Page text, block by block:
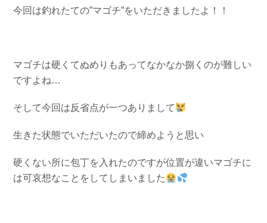
今回は釣れたての”マゴチ”をいただきましたよ！！
マゴチは硬くてぬめりもあってなかなか捌くのが難しい
ですよね…
そして今回は反省点が一つありまして
生きた状態でいただいたので締めようと思い
硬くない所に包丁を入れたのですが位置が違いマゴチに
は可哀想なことをしてしまいました